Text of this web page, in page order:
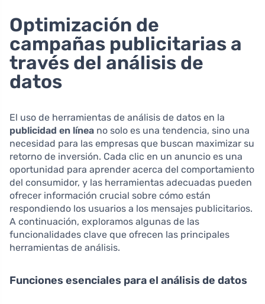
Optimización de
campañas publicitarias a
través del análisis de
datos
El uso de herramientas de análisis de datos en la
publicidad en línea no solo es una tendencia, sino una
necesidad para las empresas que buscan maximizar su
retorno de inversión. Cada clic en un anuncio es una
oportunidad para aprender acerca del comportamiento
del consumidor, y las herramientas adecuadas pueden
ofrecer información crucial sobre cómo están
respondiendo los usuarios a los mensajes publicitarios.
A continuación, exploramos algunas de las
funcionalidades clave que ofrecen las principales
herramientas de análisis.
Funciones esenciales para el análisis de datos